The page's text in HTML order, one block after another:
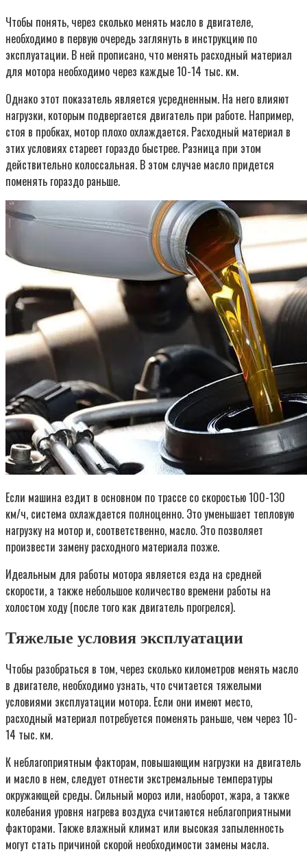
Чтобы понять, через сколько менять масло в двигателе,
необходимо в первую очередь заглянуть в инструкцию по
эксплуатации. В ней прописано, что менять расходный материал
для мотора необходимо через каждые 10-14 тыс. км.
Однако этот показатель является усредненным. На него влияют
нагрузки, которым подвергается двигатель при работе. Например,
стоя в пробках, мотор плохо охлаждается. Расходный материал в
этих условиях стареет гораздо быстрее. Разница при этом
действительно колоссальная. В этом случае масло придется
поменять гораздо раньше.
Если машина ездит в основном по трассе со скоростью 100-130
км/ч, система охлаждается полноценно. Это уменьшает тепловую
нагрузку на мотор и, соответственно, масло. Это позволяет
произвести замену расходного материала позже.
Идеальным для работы мотора является езда на средней
скорости, а также небольшое количество времени работы на
холостом ходу (после того как двигатель прогрелся).
Тяжелые условия эксплуатации
Чтобы разобраться в том, через сколько километров менять масло
в двигателе, необходимо узнать, что считается тяжелыми
условиями эксплуатации мотора. Если они имеют место,
расходный материал потребуется поменять раньше, чем через 10-
14 тыс. км.
К неблагоприятным факторам, повышающим нагрузки на двигатель
и масло в нем, следует отнести экстремальные температуры
окружающей среды. Сильный мороз или, наоборот, жара, а также
колебания уровня нагрева воздуха считаются неблагоприятными
факторами. Также влажный климат или высокая запыленность
могут стать причиной скорой необходимости замены масла.